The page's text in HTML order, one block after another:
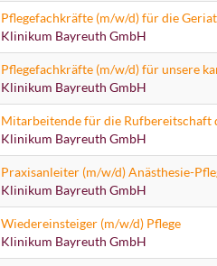
Pflegefachkräfte (m/w/d) für die
Klinikum Bayreuth GmbH
Klinikum Bayreuth GmbH
Mitarbeitende für die Rufbereitschaft
Klinikum Bayreuth GmbH
Praxisanleiter (m/w/d) Anästhesie-
Klinikum Bayreuth GmbH
Wiedereinsteiger (m/w/d) Pflege
Klinikum Bayreuth GmbH